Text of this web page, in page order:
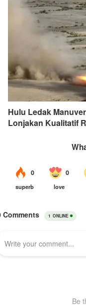
Hulu Ledak
Lonjakan Kualitatif